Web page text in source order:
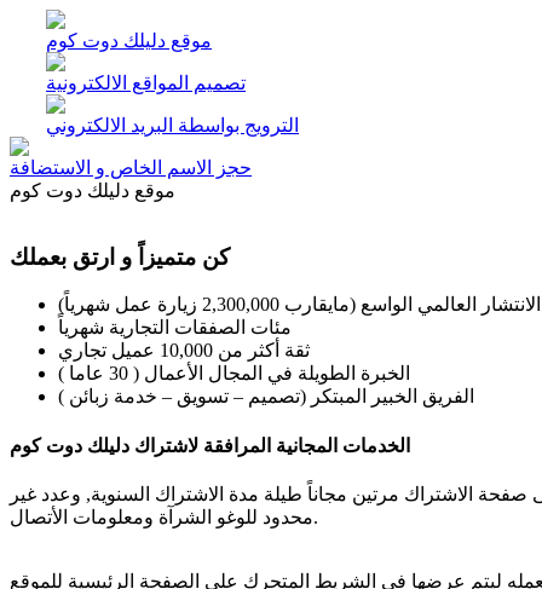
موقع دليلك دوت كوم
تصميم المواقع الالكترونية
الترويج بواسطة البريد الالكتروني
حجز الاسم الخاص و الاستضافة
موقع دليلك دوت كوم
كن متميزاً و ارتق بعملك
الانتشار العالمي الواسع (مايقارب 2,300,000 زيارة عمل شهرياً)
مئات الصفقات التجارية شهرياً
ثقة أكثر من 10,000 عميل تجاري
الخبرة الطويلة في المجال الأعمال ( 30 عاما )
الفريق الخبير المبتكر (تصميم – تسويق – خدمة زبائن )
الخدمات المجانية المرافقة لاشتراك دليلك دوت كوم
الاشتراك مرتين مجاناً طيلة مدة الاشتراك السنوية, وعدد غير
محدود للوغو الشرآة ومعلومات الأتصال.